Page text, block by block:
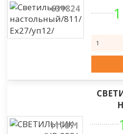
631824
117071